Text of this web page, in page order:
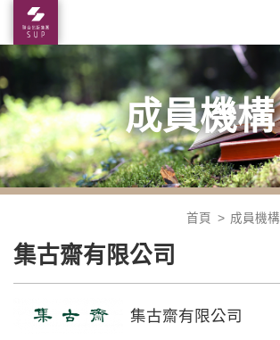
成員機構
首頁 成員機構
集古齋有限公司
集古齋有限公司